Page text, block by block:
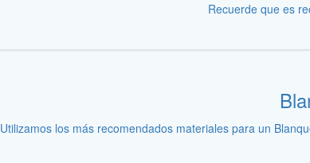
Recuerde que es
Utilizamos los más recomendados materiales para un